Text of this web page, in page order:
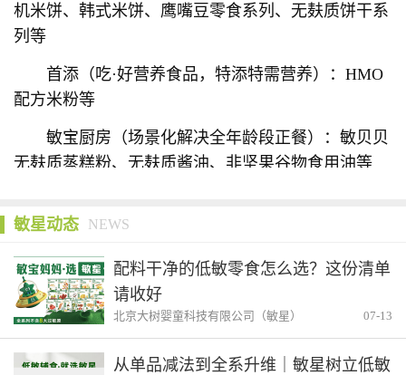
机米饼、韩式米饼、鹰嘴豆零食系列、无麸质饼干系
列等
首添（吃·好营养食品，特添特需营养）：HMO
配方米粉等
敏宝厨房（场景化解决全年龄段正餐）：敏贝贝
无麸质蒸糕粉、无麸质酱油、非坚果谷物食用油等
敏星动态 NEWS
配料干净的低敏零食怎么选？这份清单
请收好
北京大树婴童科技有限公司（敏星） 07-13
从单品减法到全系升维｜敏星树立低敏